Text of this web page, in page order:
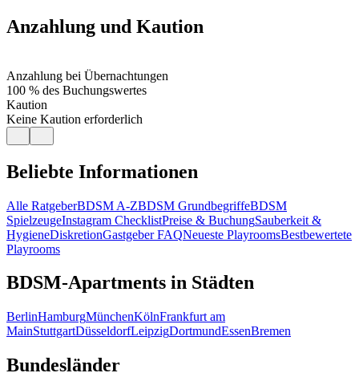
Anzahlung und Kaution
Anzahlung bei Übernachtungen
100 % des Buchungswertes
Kaution
Keine Kaution erforderlich
Beliebte Informationen
Alle RatgeberBDSM A-ZBDSM GrundbegriffeBDSM
SpielzeugeInstagram ChecklistPreise & BuchungSauberkeit &
HygieneDiskretionGastgeber FAQNeueste PlayroomsBestbewertete
Playrooms
BDSM-Apartments in Städten
BerlinHamburgMünchenKölnFrankfurt am
MainStuttgartDüsseldorfLeipzigDortmundEssenBremen
Bundesländer